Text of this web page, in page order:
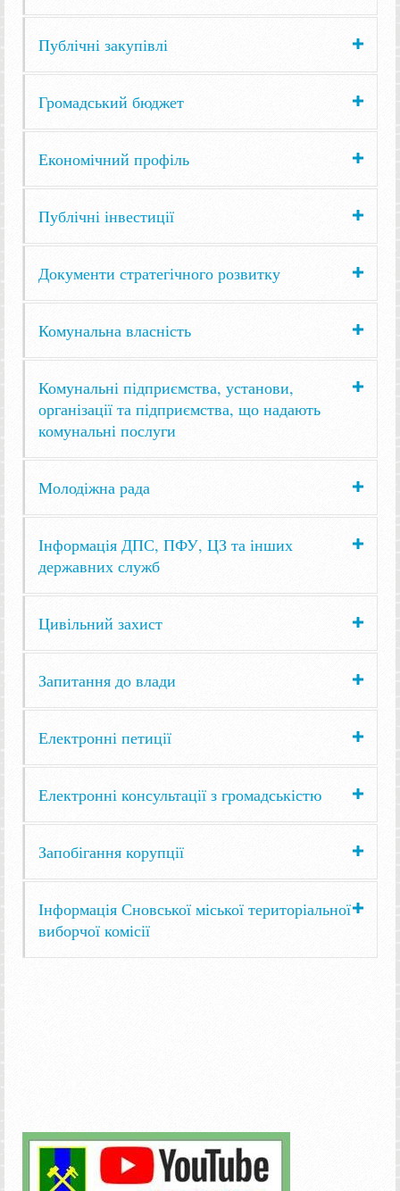
Публічні закупівлі
Громадський бюджет
Економічний профіль
Публічні інвестиції
Документи стратегічного розвитку
Комунальна власність
Комунальні підприємства, установи,
організації та підприємства, що надають
комунальні послуги
Молодіжна рада
Інформація ДПС, ПФУ, ЦЗ та інших
державних служб
Цивільний захист
Запитання до влади
Електронні петиції
Електронні консультації з громадськістю
Запобігання корупції
Інформація Сновської міської територіальної
виборчої комісії